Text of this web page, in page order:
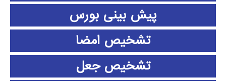
پیش بینی بورس
تشخیص امضا
تشخیص جعل